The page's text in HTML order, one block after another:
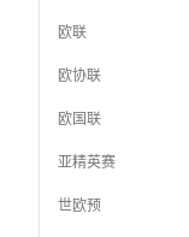
欧联
欧协联
欧国联
亚精英赛
世欧预